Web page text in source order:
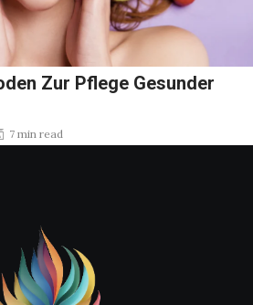
Zur Pflege Gesunder
7 min read